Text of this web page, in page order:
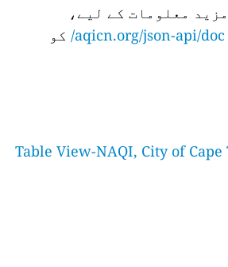
aqicn.org/json-api/doc/ کو
Table View-NAQI, City of Cape